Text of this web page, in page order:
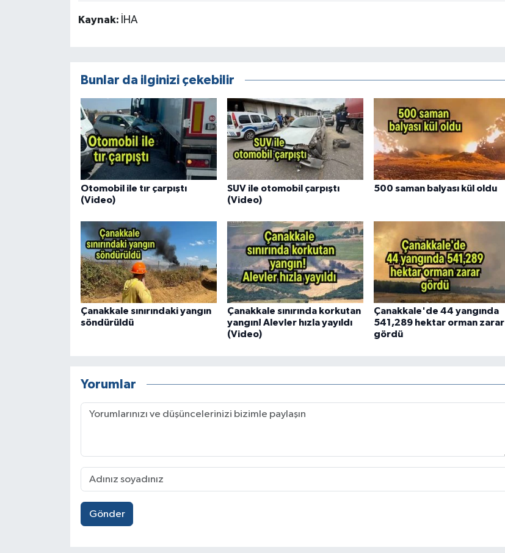
Kaynak: İHA
Bunlar da ilginizi çekebilir
Otomobil ile tır çarpıştı
(Video)
SUV ile otomobil çarpıştı
(Video)
500 saman balyası kül oldu
Çanakkale sınırındaki yangın
söndürüldü
Çanakkale sınırında korkutan
yangın! Alevler hızla yayıldı
(Video)
Çanakkale'de 44 yangında
541,289 hektar orman zarar
gördü
Yorumlar
Gönder